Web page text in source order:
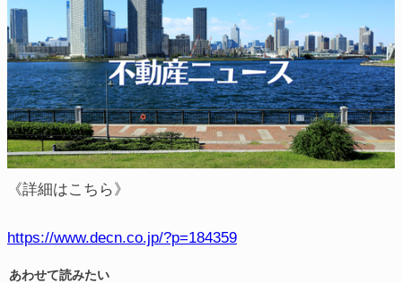
《詳細はこちら》
https://www.decn.co.jp/?p=184359
あわせて読みたい